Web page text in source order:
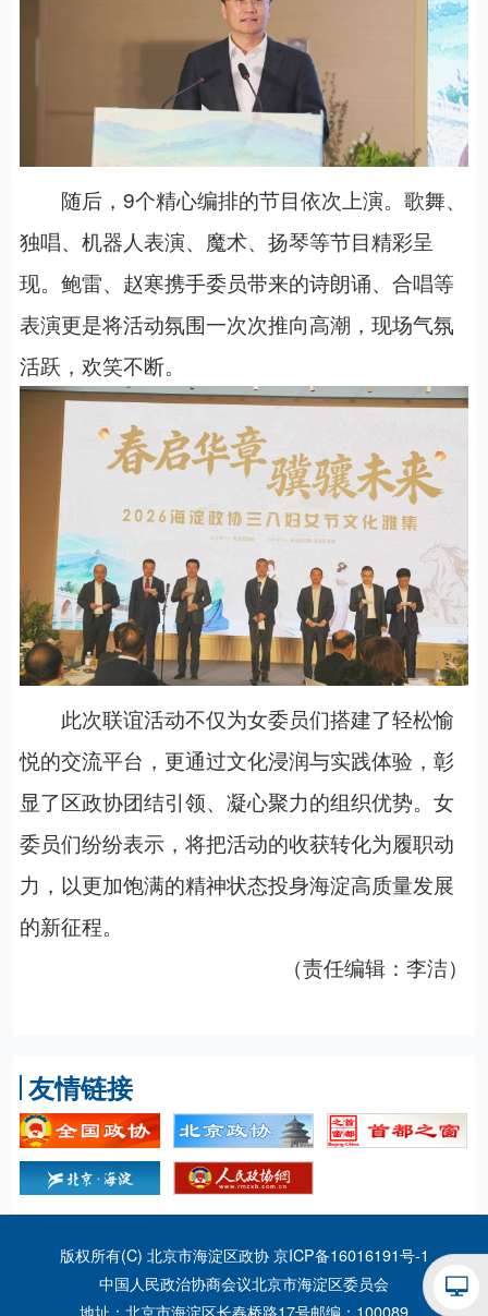
随后，9个精心编排的节目依次上演。歌舞、
独唱、机器人表演、魔术、扬琴等节目精彩呈
现。鲍雷、赵寒携手委员带来的诗朗诵、合唱等
表演更是将活动氛围一次次推向高潮，现场气氛
活跃，欢笑不断。
此次联谊活动不仅为女委员们搭建了轻松愉
悦的交流平台，更通过文化浸润与实践体验，彰
显了区政协团结引领、凝心聚力的组织优势。女
委员们纷纷表示，将把活动的收获转化为履职动
力，以更加饱满的精神状态投身海淀高质量发展
的新征程。
（责任编辑：李洁）
友情链接
版权所有(C) 北京市海淀区政协 京ICP备16016191号-1
中国人民政治协商会议北京市海淀区委员会
地址：北京市海淀区长春桥路17号邮编：100089